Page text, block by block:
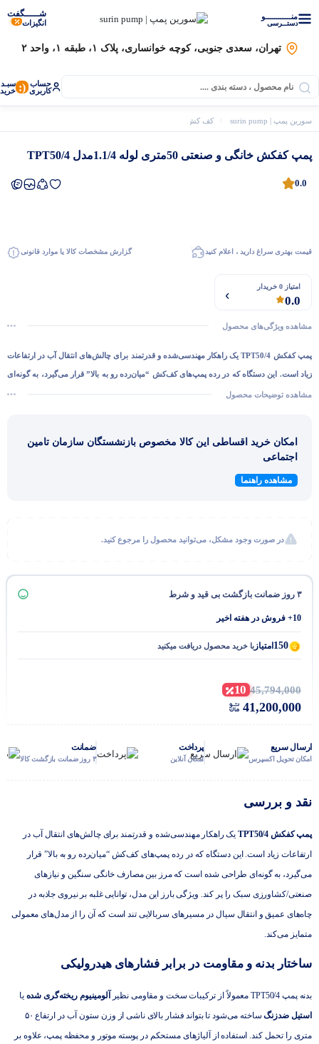
منــــــــــــو
دستــرسی
شـــــگفت
انگیزات
تهران، سعدی جنوبی، کوچه خوانساری، پلاک ۱، طبقه ۱، واحد ۲
حساب
کاربری (: سبـد
خرید
سورین پمپ | surin pump کف کش، لجن کش و شناور
پمپ کفکش خانگی و صنعتی 50متری لوله 1.1/4مدل TPT50/4
0.0
قیمت بهتری سراغ دارید ، اعلام کنید گزارش مشخصات کالا یا موارد قانونی
امتیاز 0 خریدار
0.0
مشاهده ویژگی‌های محصول
پمپ کفکش TPT50/4 یک راهکار مهندسی‌شده و قدرتمند برای چالش‌های انتقال آب در ارتفاعات
زیاد است. این دستگاه که در رده پمپ‌های کف‌کش “میان‌رده رو به بالا” قرار می‌گیرد، به گونه‌ای
طراحی شده است که مرز بین مصارف خانگی سنگین و نیازهای صنعتی/کشاورزی سبک را پر کند.
راندمان و میزان آبدهی بالا و مصرف انرژی پایین
الکتروموتور کاملآ ضد آب بوده و می تواند حداکثر 20m زیرآب کارکند
حداکثر دمای مناسب برای کارکردن پمپ40°Cمی باشد
مشاهده توضیحات محصول
امکان خرید اقساطی این کالا مخصوص بازنشستگان سازمان تامین
اجتماعی
مشاهده راهنما
در صورت وجود مشکل، می‌توانید محصول را مرجوع کنید.
۳ روز ضمانت بازگشت بی قید و شرط
10+ فروش در هفته اخیر
150امتیاز با خرید محصول دریافت میکنید
45,794,000
10
41,200,000
ارسال سریع
امکان تحویل اکسپرس
پرداخت
امکان آنلاین
ضمانت
۳ روز ضمانت بازگشت کالا
نقد و بررسی
پمپ کفکش TPT50/4
یک راهکار مهندسی‌شده و قدرتمند برای چالش‌های انتقال آب در
ارتفاعات زیاد است. این دستگاه که در رده پمپ‌های کف‌کش “میان‌رده رو به بالا” قرار
می‌گیرد، به گونه‌ای طراحی شده است که مرز بین مصارف خانگی سنگین و نیازهای
صنعتی/کشاورزی سبک را پر کند. ویژگی بارز این مدل، توانایی غلبه بر نیروی جاذبه در
چاه‌های عمیق و انتقال سیال در مسیرهای سربالایی تند است که آن را از مدل‌های معمولی
متمایز می‌کند.
ساختار بدنه و مقاومت در برابر فشارهای هیدرولیکی
بدنه پمپ TPT50/4 معمولاً از ترکیبات سخت و مقاومی نظیر آلومینیوم ریخته‌گری شده یا
استیل ضدزنگ
ساخته می‌شود تا بتواند فشار بالای ناشی از وزن ستون آب در ارتفاع ۵۰
متری را تحمل کند. استفاده از آلیاژهای مستحکم در پوسته موتور و محفظه پمپ، علاوه بر